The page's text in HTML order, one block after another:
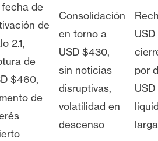
de
de
2.1,
de
$460,
de
Consolidación
en torno a
USD $430,
sin noticias
disruptivas,
volatilidad en
descenso
por